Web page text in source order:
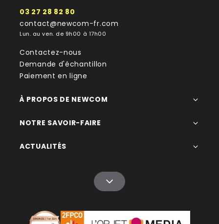
03 27 28 82 80
contact@newcom-fr.com
Lun. au ven. de 9h00 à 17h00
Contactez-nous
Demande d'échantillon
Paiement en ligne
À PROPOS DE NEWCOM
NOTRE SAVOIR-FAIRE
ACTUALITÉS